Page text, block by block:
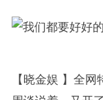
【晓金娱 】全网